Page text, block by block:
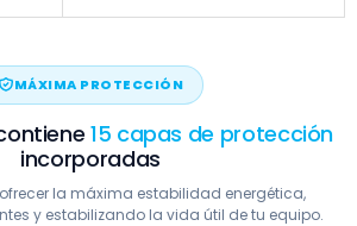
MÁXIMA PROTECCIÓN
15 capas de protección
incorporadas
la máxima estabilidad energética,
y estabilizando la vida útil de tu equipo.